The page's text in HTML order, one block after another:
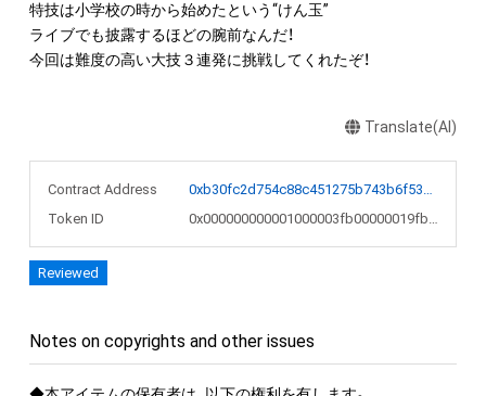
特技は小学校の時から始めたという“けん玉”
ライブでも披露するほどの腕前なんだ！
今回は難度の高い大技３連発に挑戦してくれたぞ！
Translate(AI)
Contract Address
0xb30fc2d754c88c451275b743b6f530f19f643683
Token ID
0x000000000001000003fb00000019fbf9
Reviewed
Notes on copyrights and other issues